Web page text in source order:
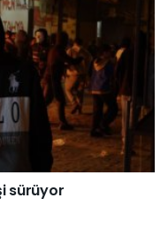
sürüyor